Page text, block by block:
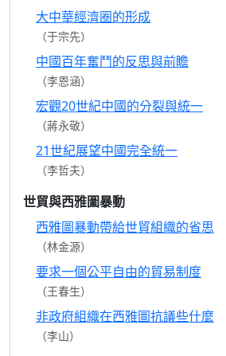
大中華經濟圈的形成
（于宗先）
中國百年奮鬥的反思與前瞻
（李恩涵）
宏觀20世紀中國的分裂與統一
（蔣永敬）
21世紀展望中國完全統一
（李哲夫）
世貿與西雅圖暴動
西雅圖暴動帶給世貿組織的省思
（林金源）
要求一個公平自由的貿易制度
（王春生）
非政府組織在西雅圖抗議些什麼
（李山）